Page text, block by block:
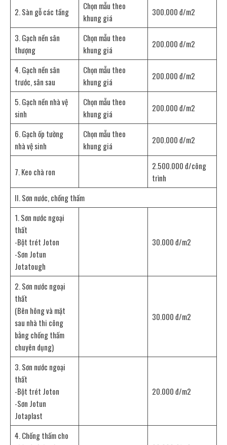
2. Sàn gỗ các tầng
Chọn mẫu theo
khung giá
300.000 đ/m2
3. Gạch nền sân
thượng
Chọn mẫu theo
khung giá
200.000 đ/m2
4. Gạch nền sân
trước, sân sau
Chọn mẫu theo
khung giá
200.000 đ/m2
5. Gạch nền nhà vệ
sinh
Chọn mẫu theo
khung giá
200.000 đ/m2
6. Gạch ốp tường
nhà vệ sinh
Chọn mẫu theo
khung giá
200.000 đ/m2
7. Keo chà ron
2.500.000 đ/công
trình
II. Sơn nước, chống thấm
1. Sơn nước ngoại
thất
-Bột trét Joton
-Sơn Jotun
Jotatough
30.000 đ/m2
2. Sơn nước ngoại
thất
(Bên hông và mặt
sau nhà thi công
bằng chống thấm
chuyên dụng)
30.000 đ/m2
3. Sơn nước ngoại
thất
-Bột trét Joton
-Sơn Jotun
Jotaplast
20.000 đ/m2
4. Chống thấm cho